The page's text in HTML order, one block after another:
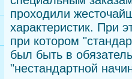
проходили
характеристик. При
при котором
был быть в
"нестандартной